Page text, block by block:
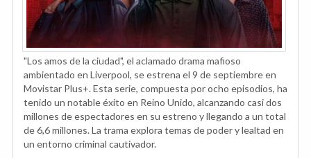
"Los amos de la ciudad", el aclamado drama mafioso
ambientado en Liverpool, se estrena el 9 de septiembre en
Movistar Plus+. Esta serie, compuesta por ocho episodios, ha
tenido un notable éxito en Reino Unido, alcanzando casi dos
millones de espectadores en su estreno y llegando a un total
de 6,6 millones. La trama explora temas de poder y lealtad en
un entorno criminal cautivador.